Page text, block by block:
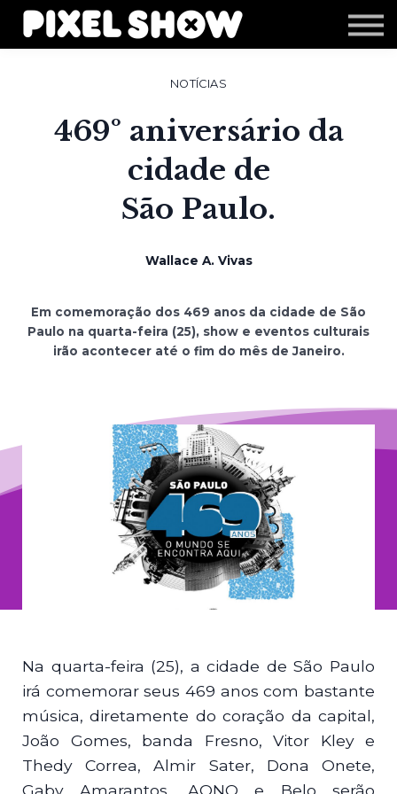
Shop
Revista Zupi
Editais
NOTÍCIAS
469º aniversário da
cidade de
São Paulo.
Wallace A. Vivas
Em comemoração dos 469 anos da cidade de São
Paulo na quarta-feira (25), show e eventos culturais
irão acontecer até o fim do mês de Janeiro.
Na quarta-feira (25), a cidade de São Paulo
irá comemorar seus 469 anos com bastante
música, diretamente do coração da capital,
João Gomes, banda Fresno, Vitor Kley e
Thedy Correa, Almir Sater, Dona Onete,
Gaby Amarantos, AQNO e Belo serão